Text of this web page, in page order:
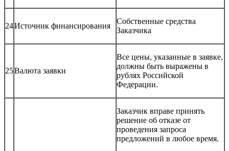
24Источник финансирования
Собственные средства
Заказчика
25Валюта заявки
Все цены, указанные в заявке,
должны быть выражены в
рублях Российской
Федерации.
Заказчик вправе принять
решение об отказе от
проведения запроса
предложений в любое время.